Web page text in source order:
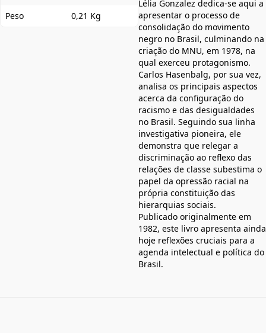
Peso 0,21 Kg
Lélia Gonzalez dedica-se aqui a
apresentar o processo de
consolidação do movimento
negro no Brasil, culminando na
criação do MNU, em 1978, na
qual exerceu protagonismo.
Carlos Hasenbalg, por sua vez,
analisa os principais aspectos
acerca da configuração do
racismo e das desigualdades
no Brasil. Seguindo sua linha
investigativa pioneira, ele
demonstra que relegar a
discriminação ao reflexo das
relações de classe subestima o
papel da opressão racial na
própria constituição das
hierarquias sociais.
Publicado originalmente em
1982, este livro apresenta ainda
hoje reflexões cruciais para a
agenda intelectual e política do
Brasil.